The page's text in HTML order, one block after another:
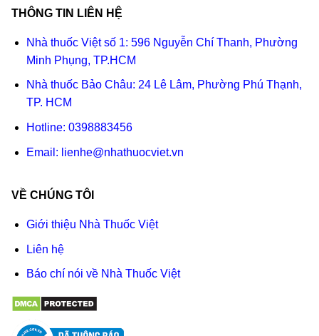
THÔNG TIN LIÊN HỆ
Nhà thuốc Việt số 1: 596 Nguyễn Chí Thanh, Phường
Minh Phụng, TP.HCM
Nhà thuốc Bảo Châu: 24 Lê Lâm, Phường Phú Thạnh,
TP. HCM
Hotline: 0398883456
Email: lienhe@nhathuocviet.vn
VỀ CHÚNG TÔI
Giới thiệu Nhà Thuốc Việt
Liên hệ
Báo chí nói về Nhà Thuốc Việt